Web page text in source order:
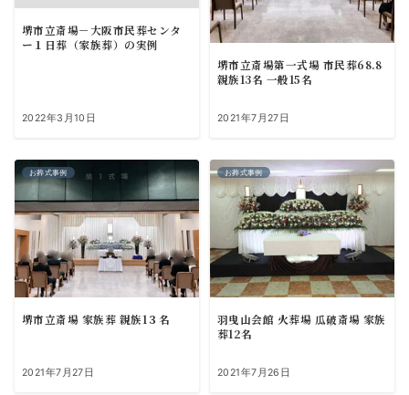
堺市立斎場－大阪市民葬センタ
ー１日葬（家族葬）の実例
2022年3月10日
堺市立斎場第一式場 市民葬68.8
親族13名 一般15名
2021年7月27日
お葬式事例
堺市立斎場 家族葬 親族1３名
2021年7月27日
お葬式事例
羽曳山会館 火葬場 瓜破斎場 家族
葬12名
2021年7月26日